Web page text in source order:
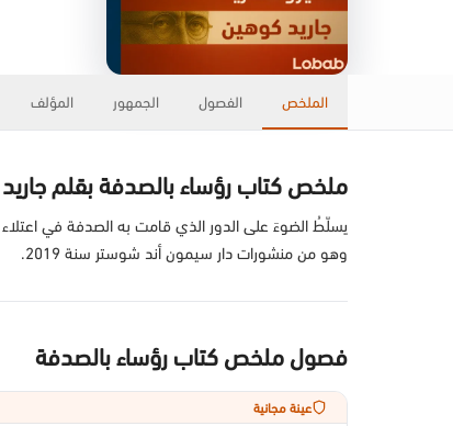
الملخص الفصول الجمهور المؤلف
ملخص كتاب رؤساء بالصدفة بقلم
يسلّطُ الضوءَ على الدور الذي قامت به الصدفة في
وهو من منشورات دار سيمون أند شوستر سنة 2019.
فصول ملخص كتاب رؤساء بالصدفة
عينة مجانية